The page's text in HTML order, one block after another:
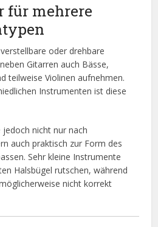
für mehrere
oder drehbare
Gitarren auch Bässe,
teilweise Violinen aufnehmen.
Instrumenten ist diese
jedoch nicht nur nach
auch praktisch zur Form des
Sehr kleine Instrumente
Halsbügel rutschen, während
nicht korrekt